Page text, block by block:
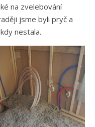
na zvelebování
jsme byli pryč a
nestala.